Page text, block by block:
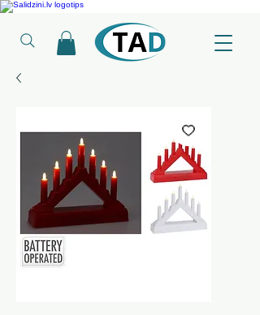
Ledusskapji, Sadzīves tehnika, Smaržas,